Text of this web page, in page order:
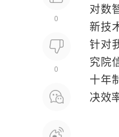
0
0
对数
新技
针对
究院
十年
决效